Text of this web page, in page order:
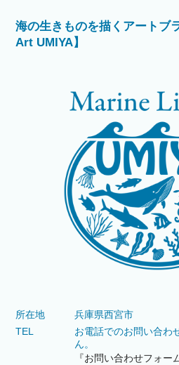
海の生きものを描くアートブ
Art UMIYA】
所在地
兵庫県西宮市
TEL
お電話でのお問い合わ
ん。
『お問い合わせフォー